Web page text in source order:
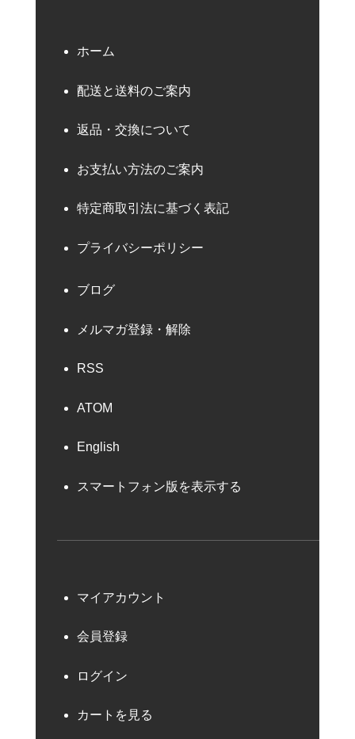
ホーム
配送と送料のご案内
返品・交換について
お支払い方法のご案内
特定商取引法に基づく表記
プライバシーポリシー
ブログ
メルマガ登録・解除
RSS
ATOM
English
スマートフォン版を表示する
マイアカウント
会員登録
ログイン
カートを見る